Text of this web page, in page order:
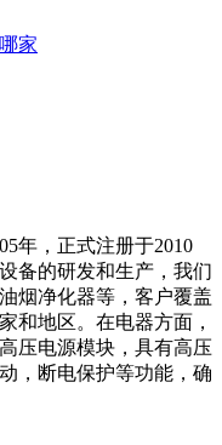
年，正式注册于2010
备的研发和生产，我们
烟净化器等，客户覆盖
和地区。在电器方面，
压电源模块，具有高压
，断电保护等功能，确